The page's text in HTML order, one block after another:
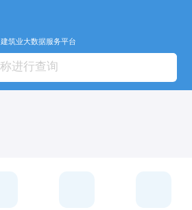
建筑业大数据服务平台